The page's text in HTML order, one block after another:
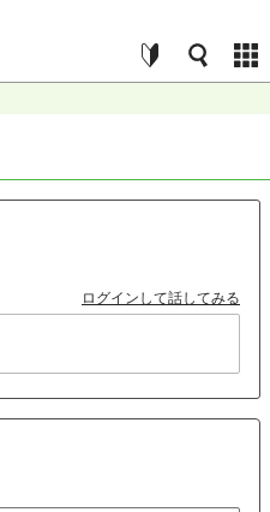
ログインして話してみる